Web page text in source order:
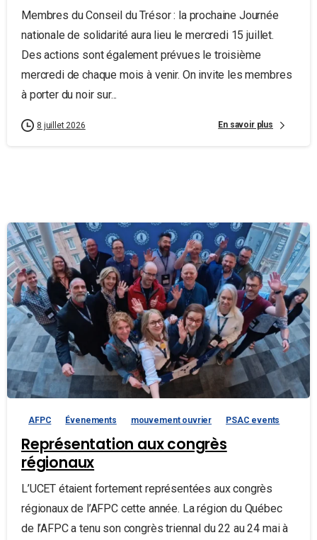
Membres du Conseil du Trésor : la prochaine Journée
nationale de solidarité aura lieu le mercredi 15 juillet.
Des actions sont également prévues le troisième
mercredi de chaque mois à venir. On invite les membres
à porter du noir sur...
8 juillet 2026 En savoir plus
AFPC Évenements mouvement ouvrier PSAC events
Représentation aux congrès
régionaux
L’UCET étaient fortement représentées aux congrès
régionaux de l’AFPC cette année. La région du Québec
de l’AFPC a tenu son congrès triennal du 22 au 24 mai à